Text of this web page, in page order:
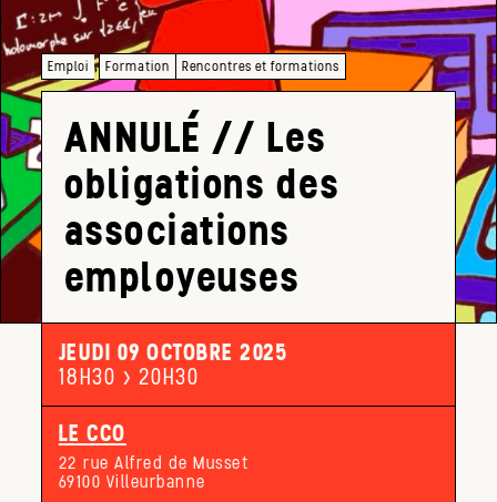
Emploi , Formation Rencontres et formations
ANNULÉ // Les
obligations des
associations
employeuses
JEUDI 09 OCTOBRE 2025
18H30 > 20H30
LE CCO
22 rue Alfred de Musset
69100 Villeurbanne